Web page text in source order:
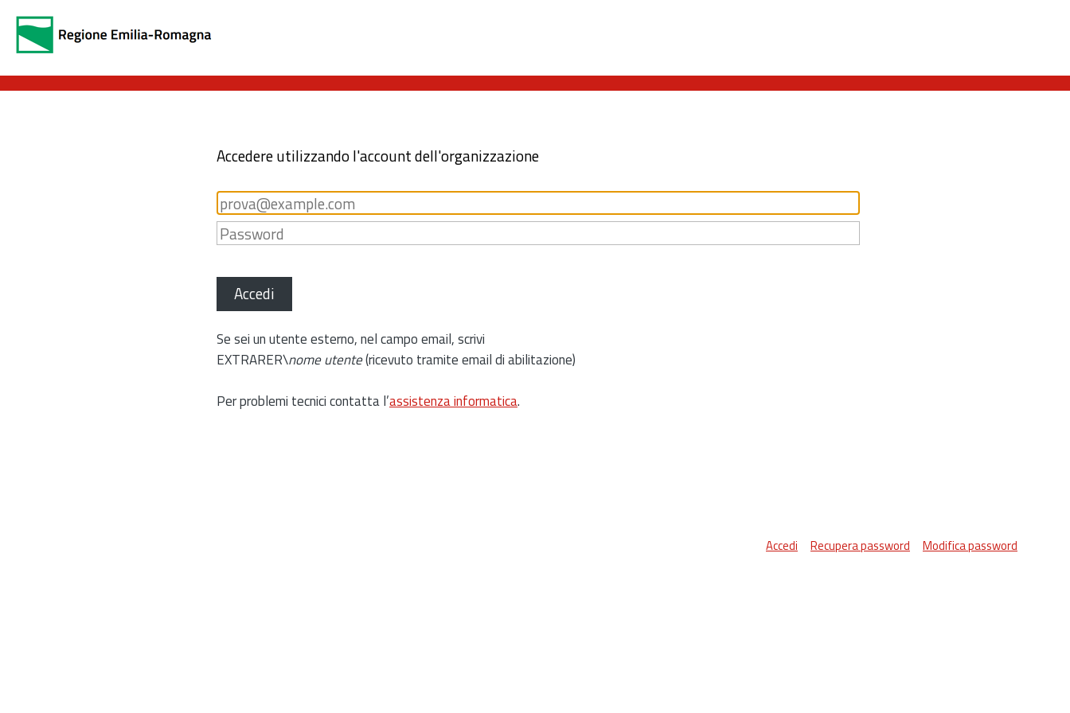
Accedere utilizzando l'account dell'organizzazione
Accedi
Se sei un utente esterno, nel campo email, scrivi
EXTRARER\nome utente(ricevuto tramite email di abilitazione)
Per problemi tecnici contatta l’assistenza informatica.
Accedi Recupera password Modifica password